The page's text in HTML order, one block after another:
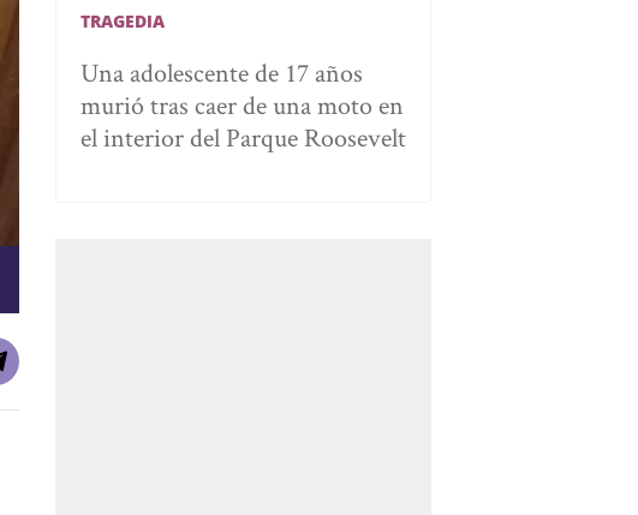
TRAGEDIA
Una adolescente de 17 años
murió tras caer de una moto en
el interior del Parque Roosevelt